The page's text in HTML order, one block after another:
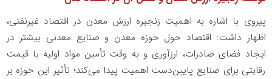
پیروی با اشاره به اهمیت زنجیره ارزش معدن در اقتصاد غیرنفتی،
اظهار داشت: اقتصاد حول حوزه معدن و صنایع معدنی بیشتر در
ایجاد فضای صادرات، ارزآوری و به وقت تأمین مواد اولیه با قیمت
رقابتی برای صنایع پایین‌دست اهمیت پیدا می‌کند؛ تأثیر این حوزه بر